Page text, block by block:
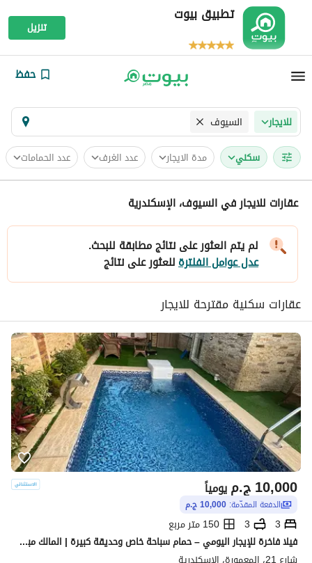
تطبيق بيوت
تنزيل
حفظ
للايجار السيوف
سكني مدة الايجار عدد الغرف عدد الحمامات
عقارات للايجار في السيوف، الإسكندرية
لم يتم العثور على نتائج مطابقة للبحث.
عدل عوامل الفلترةللعثور على نتائج
عقارات سكنية مقترحة للايجار
ج.م10,000 يومياً
الدفعة المقدّمة: 10,000 ج.م
3
3
150 متر مربع
فيلا فاخرة للإيجار اليومي – حمام سباحة خاص وحديقة كبيرة | المالك مباشر